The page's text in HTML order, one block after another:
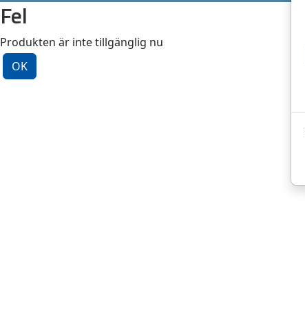
Fel
Produkten är inte tillgänglig nu
OK